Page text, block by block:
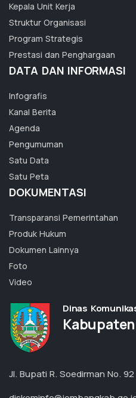
Kepala Unit Kerja
Struktur Organisasi
Program Strategis
Prestasi dan Penghargaan
DATA DAN INFORMASI
Infografis
Kanal Berita
Agenda
Pengumuman
Satu Data
Satu Peta
DOKUMENTASI
Transparansi Pemerintahan
Produk Hukum
Dokumen Lainnya
Foto
Video
Dinas
Jl. Bupati R. Soedirman No. 92